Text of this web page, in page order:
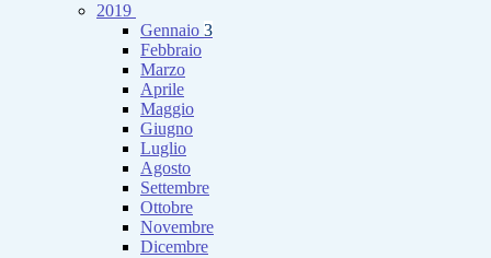
2019
Gennaio 3
Febbraio
Marzo
Aprile
Maggio
Giugno
Luglio
Agosto
Settembre
Ottobre
Novembre
Dicembre